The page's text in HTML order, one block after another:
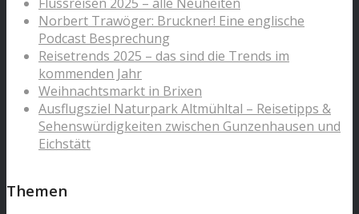
Flussreisen 2025 – alle Neuheiten
Norbert Trawöger: Bruckner! Eine englische
Podcast Besprechung
Reisetrends 2025 – das sind die Trends im
kommenden Jahr
Weihnachtsmarkt in Brixen
Ausflugsziel Naturpark Altmühltal – Reisetipps &
Sehenswürdigkeiten zwischen Gunzenhausen und
Eichstätt
Themen